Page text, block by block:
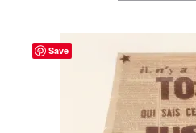
Save